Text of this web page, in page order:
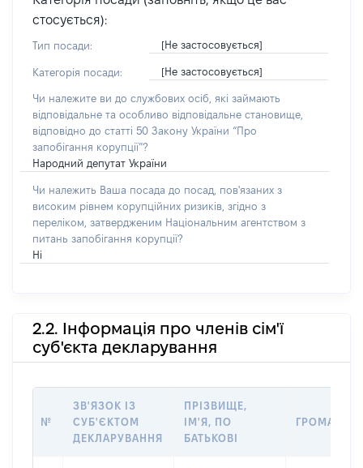
стосується):
Тип посади: [Не застосовується]
Категорія посади: [Не застосовується]
Чи належите ви до службових осіб, які займають
відповідальне та особливо відповідальне становище,
відповідно до статті 50 Закону України “Про
запобігання корупції”?
Народний депутат України
Чи належить Ваша посада до посад, пов'язаних з
високим рівнем корупційних ризиків, згідно з
переліком, затвердженим Національним агентством з
питань запобігання корупції?
Ні
2.2. Інформація про членів сім'ї
суб'єкта декларування
№
ЗВ'ЯЗОК ІЗ
СУБ'ЄКТОМ
ДЕКЛАРУВАННЯ
ПРІЗВИЩЕ,
ІМ'Я, ПО
БАТЬКОВІ